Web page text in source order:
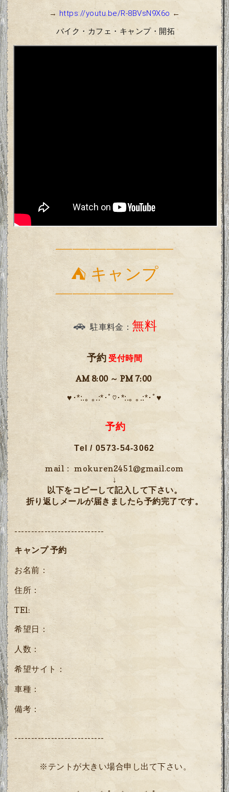
→ https://youtu.be/R-8BVsN9X6o ←
バイク・カフェ・キャンプ・開拓
━━━━━━━━━━━━━━
⛺ キャンプ
━━━━━━━━━━━━━━
🚗駐車料金：無料
予約 受付時間
AM 8:00 ～ PM 7:00
♥･*:.｡ ｡.:*･ﾟ♡･*:.｡ ｡.:*･ﾟ♥
予約
Tel / 0573-54-3062
mail：mokuren2451@gmail.com
↓
以下をコピーして記入して下さい。
折り返しメールが届きましたら予約完了です。
---------------------------
キャンプ 予約
お名前：
住所：
TEl:
希望日：
人数：
希望サイト：
車種：
備考：
---------------------------
※テントが大きい場合申し出て下さい。